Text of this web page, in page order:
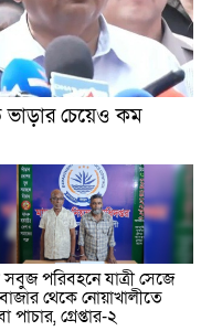
ভাড়ার চেয়েও কম
পরিবহনে যাত্রী সেজে
থেকে নোয়াখালীতে
পাচার, গ্রেপ্তার-২